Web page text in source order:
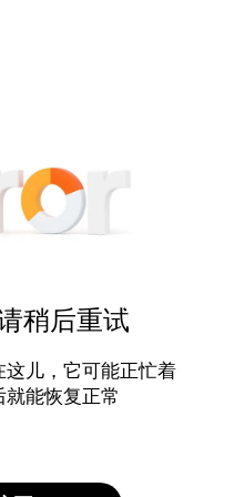
稍后重试
儿，它可能正忙着
就能恢复正常